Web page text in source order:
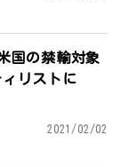
国の禁輸対象
リストに
2021/02/02